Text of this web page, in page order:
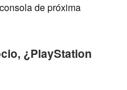
de próxima
¿PlayStation